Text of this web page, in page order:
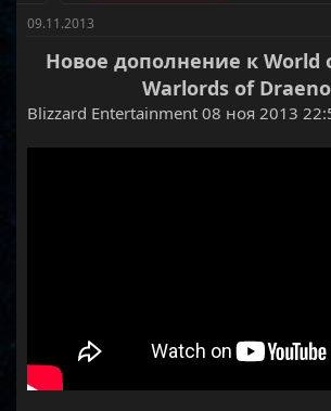
ы
09.11.2013
Новое дополнение к World
Warlords of
Blizzard Entertainment 08 ноя 2013